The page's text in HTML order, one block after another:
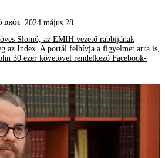
DRÓT 2024 május 28.
Slomó, az EMIH vezető rabbijának
az Index. A portál felhívja a figyelmet arra is,
30 ezer követővel rendelkező Facebook-